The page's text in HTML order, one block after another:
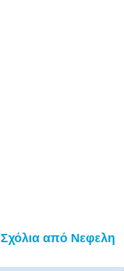
Σχόλια από Νεφελη